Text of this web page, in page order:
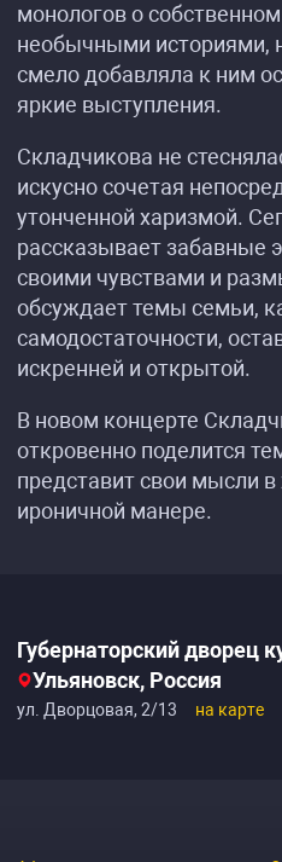
монологов о
необычными историями,
смело добавляла к ним
яркие выступления.
Складчикова не
искусно сочетая
утонченной харизмой.
рассказывает забавные
своими чувствами и
обсуждает темы семьи,
самодостаточности,
искренней и открытой.
В новом концерте
откровенно поделится
представит свои мысли в
ироничной манере.
Губернаторский дворец
Ульяновск, Россия
ул. Дворцовая, 2/13 на карте